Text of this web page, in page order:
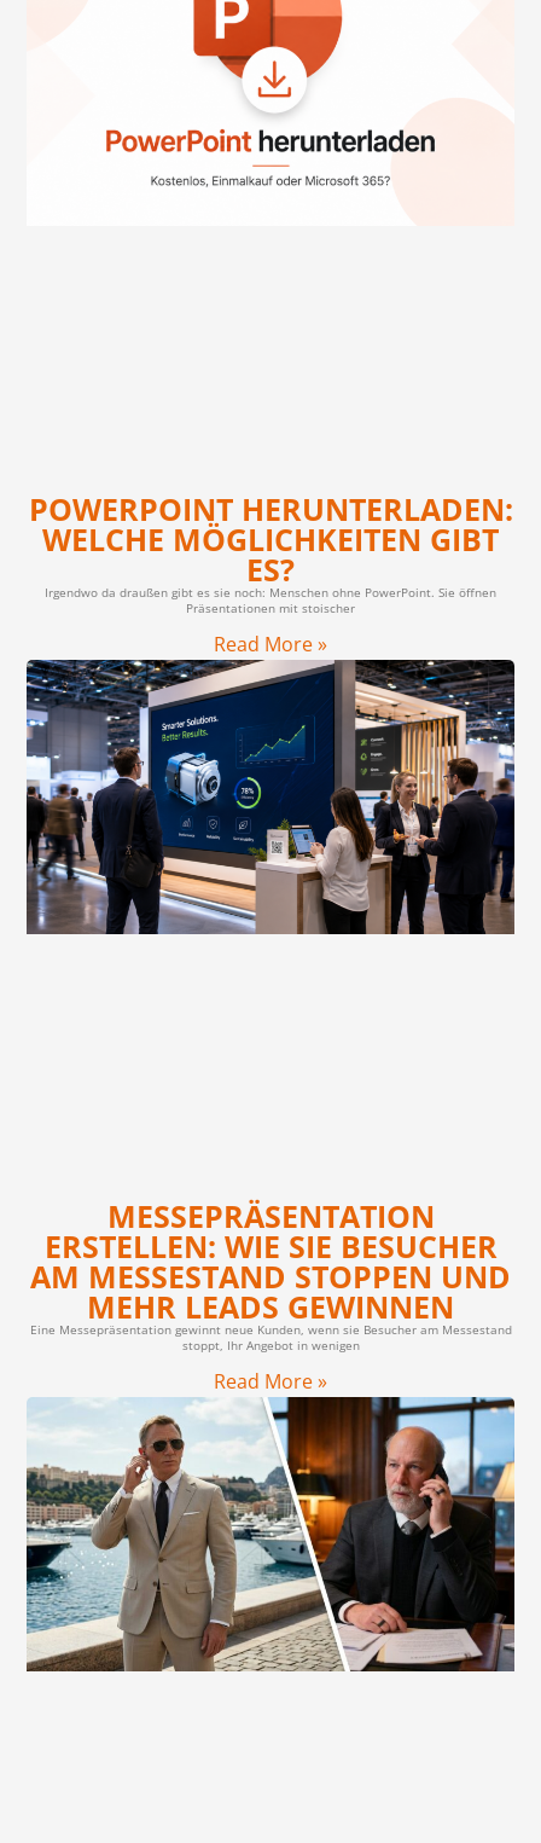
POWERPOINT HERUNTERLADEN:
WELCHE MÖGLICHKEITEN GIBT
ES?
Irgendwo da draußen gibt es sie noch: Menschen ohne PowerPoint. Sie öffnen
Präsentationen mit stoischer
Read More »
MESSEPRÄSENTATION
ERSTELLEN: WIE SIE BESUCHER
AM MESSESTAND STOPPEN UND
MEHR LEADS GEWINNEN
Eine Messepräsentation gewinnt neue Kunden, wenn sie Besucher am Messestand
stoppt, Ihr Angebot in wenigen
Read More »